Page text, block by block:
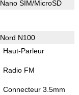
Nano SIM/MicroSD
Nord N100
Haut-Parleur
Radio FM
Connecteur 3.5mm